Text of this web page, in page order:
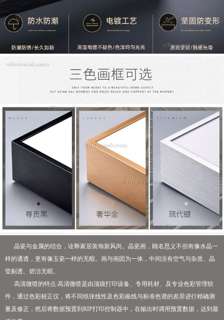
晶瓷与金属的结合，诠释家居装饰新风尚。晶瓷画，顾名思义不但有像水晶一
样的通透，更有像玉瓷一样的无暇。画与画固为一体，中间没有空气与杂质、晶
莹剔透、碧洁无暇。
高清微喷的特点:高清微喷是由顶级打印设备、专用耗材、及专业色彩管理软
件，通过色彩校正仪，将不同纸张线性及色彩曲线与标准色谱的差异进行精确测
量及修正，然后将数据预置到RIP打印控制器中，在输出时调用预置数据，达到最